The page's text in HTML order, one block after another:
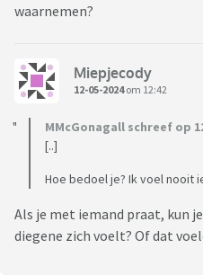
waarnemen?
Miepjecody
12-05-2024om 12:42
MMcGonagall schreef op
[..]
Hoe bedoel je? Ik voel nooit
Als je met iemand praat, kun
diegene zich voelt? Of dat